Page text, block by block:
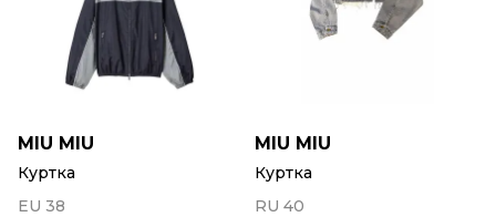
MIU MIU
Куртка
EU 38
MIU MIU
Куртка
RU 40